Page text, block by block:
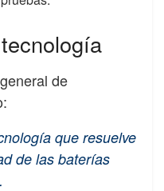
de
que resuelve
de las baterías